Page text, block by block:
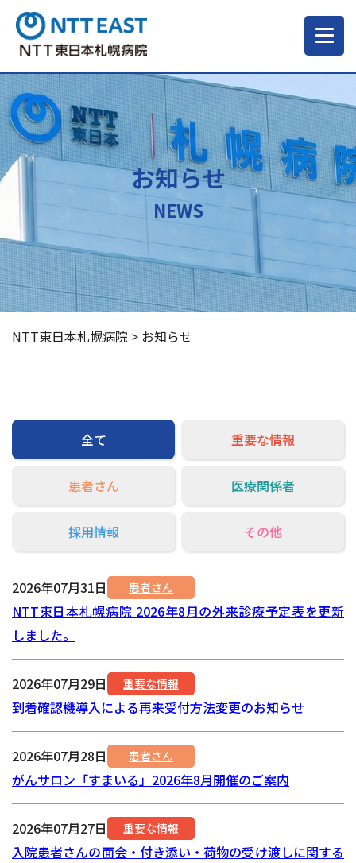
当院について
ご来院される方へ
診療科・部門
医療・介護関係の方
採用情報
お知らせ
NEWS
NTT東日本札幌病院 > お知らせ
全て 重要な情報
患者さん 医療関係者
採用情報 その他
2026年07月31日 患者さん
NTT東日本札幌病院 2026年8月の外来診療予定表を更新
しました。
2026年07月29日 重要な情報
到着確認機導入による再来受付方法変更のお知らせ
2026年07月28日 患者さん
がんサロン「すまいる」2026年8月開催のご案内
2026年07月27日 重要な情報
入院患者さんの面会・付き添い・荷物の受け渡しに関する